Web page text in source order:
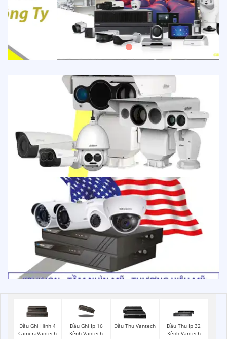
Đầu Ghi Hình 4
CameraVantech
Đầu Ghi Ip 16
Kênh Vantech
Đầu Thu Vantech
Đầu Thu Ip 32
Kênh Vantech